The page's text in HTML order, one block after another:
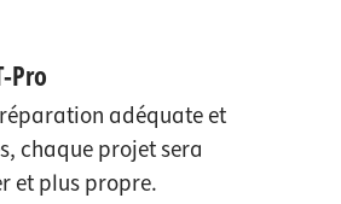
Pro
adéquate et
chaque projet sera
et plus propre.